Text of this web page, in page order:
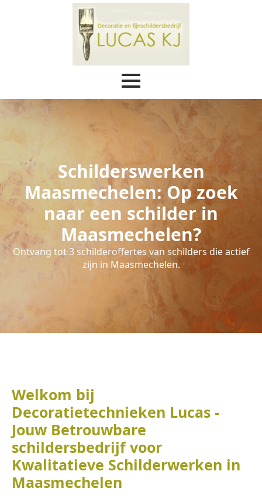
Schilderswerken
Maasmechelen: Op zoek
naar een schilder in
Maasmechelen?
Ontvang tot 3 schilderoffertes van schilders die actief
zijn in Maasmechelen.
Welkom bij
Decoratietechnieken Lucas -
Jouw Betrouwbare
schildersbedrijf voor
Kwalitatieve Schilderwerken in
Maasmechelen